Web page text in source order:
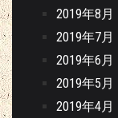
2019年8月
2019年7月
2019年6月
2019年5月
2019年4月